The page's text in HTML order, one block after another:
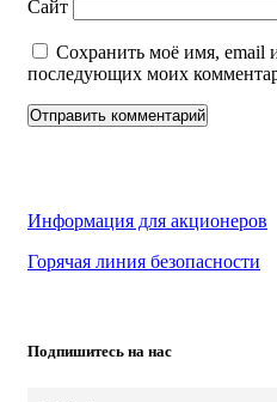
Сайт
Сохранить моё имя, email
последующих моих
Информация для акционеров
Горячая линия безопасности
Подпишитесь на нас